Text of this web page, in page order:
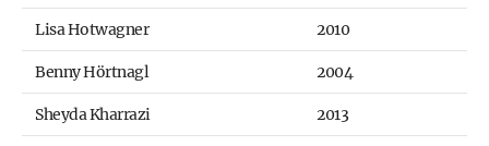
Lisa Hotwagner 2010
Benny Hörtnagl 2004
Sheyda Kharrazi 2013